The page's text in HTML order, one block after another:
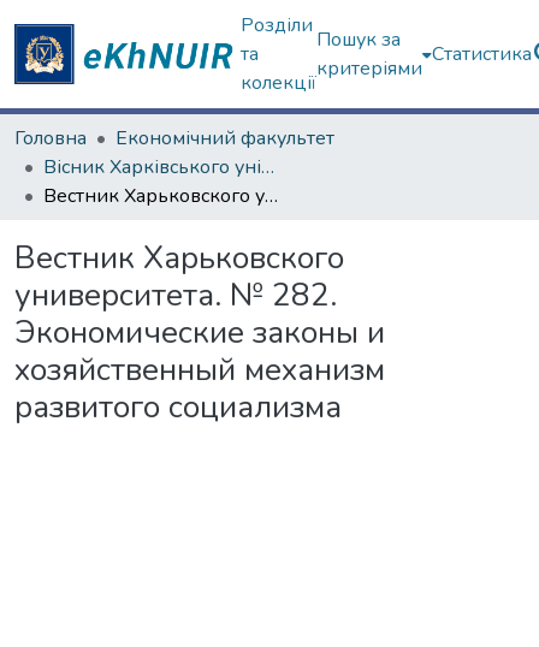
Розділи
та
колекції
Пошук за
критеріями
Статистика
Головна
Економічний факультет
Вісник Харківського університету. "Економіка", "Політекономія"
Вестник Харьковского университета. № 282. Экономические законы и хозяйственный механизм развитого социализма
Вестник Харьковского
университета. № 282.
Экономические законы и
хозяйственный механизм
развитого социализма